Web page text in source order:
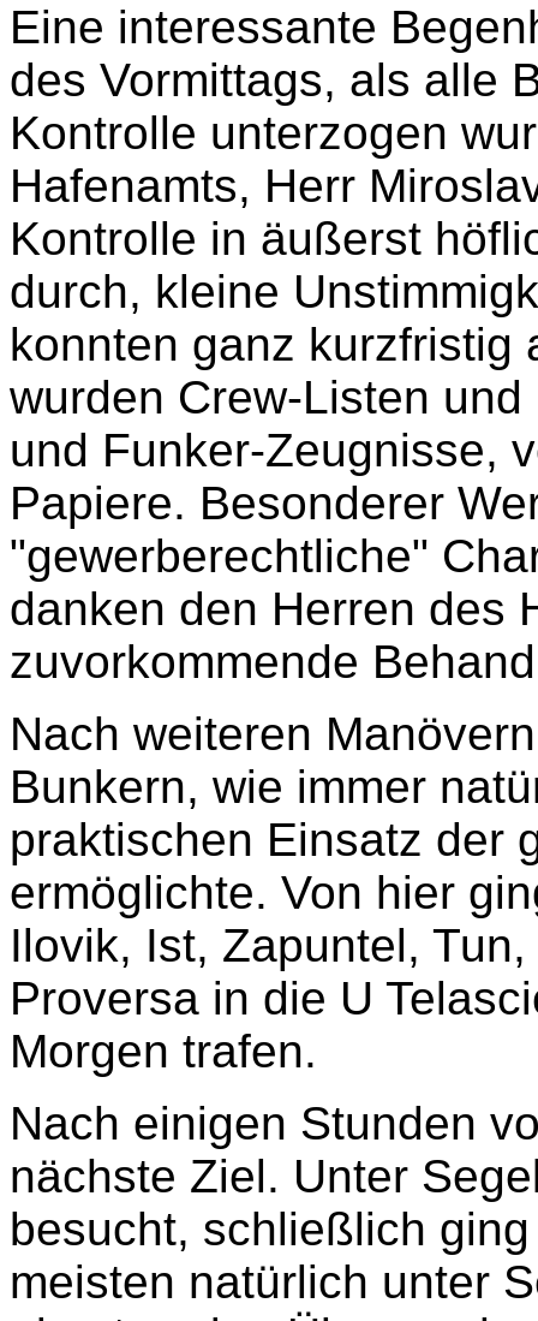
Eine interessante
des Vormittags, als alle
Kontrolle unterzogen
Hafenamts, Herr
Kontrolle in äußerst
durch, kleine
konnten ganz kurzfristig
wurden Crew-Listen
und Funker-Zeugnisse,
Papiere. Besonderer
"gewerberechtliche"
danken den Herren des
zuvorkommende
Nach weiteren
Bunkern, wie immer
praktischen Einsatz der
ermöglichte. Von hier
Ilovik, Ist, Zapuntel,
Proversa in die U
Morgen trafen.
Nach einigen Stunden
nächste Ziel. Unter
besucht, schließlich
meisten natürlich unter